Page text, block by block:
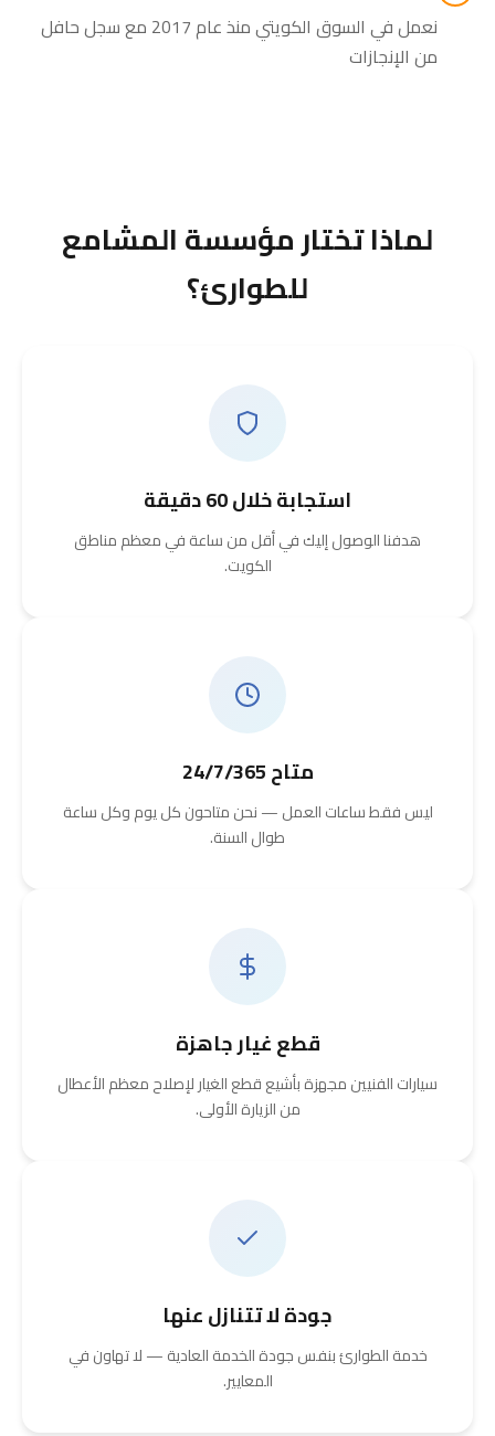
نعمل في السوق الكويتي منذ عام 2017 مع سجل حافل
من الإنجازات
لماذا تختار مؤسسة المشامع
للطوارئ؟
استجابة خلال 60 دقيقة
هدفنا الوصول إليك في أقل من ساعة في معظم مناطق
الكويت.
متاح 24/7/365
ليس فقط ساعات العمل — نحن متاحون كل يوم وكل ساعة
طوال السنة.
قطع غيار جاهزة
سيارات الفنيين مجهزة بأشيع قطع الغيار لإصلاح معظم الأعطال
من الزيارة الأولى.
جودة لا تتنازل عنها
خدمة الطوارئ بنفس جودة الخدمة العادية — لا تهاون في
المعايير.